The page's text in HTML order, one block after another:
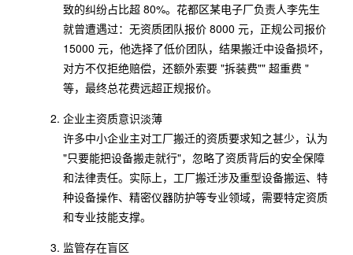
致的纠纷占比超 80%。花都区某电子厂负责人李先生
就曾遭遇过：无资质团队报价 8000 元，正规公司报价
15000 元，他选择了低价团队，结果搬迁中设备损坏，
对方不仅拒绝赔偿，还额外索要 "拆装费"" 超重费 "
等，最终总花费远超正规报价。
企业主资质意识淡薄
许多中小企业主对工厂搬迁的资质要求知之甚少，认为
"只要能把设备搬走就行"，忽略了资质背后的安全保障
和法律责任。实际上，工厂搬迁涉及重型设备搬运、特
种设备操作、精密仪器防护等专业领域，需要特定资质
和专业技能支撑。
监管存在盲区